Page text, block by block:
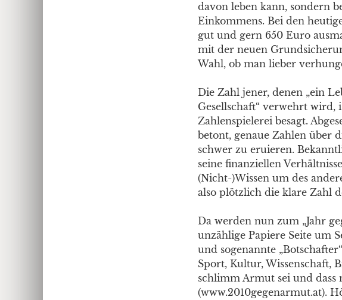
davon leben kann, sondern
Einkommens. Bei den
gut und gern 650 Euro
mit der neuen
Wahl, ob man lieber
Die Zahl jener, denen „ein
Gesellschaft“ verwehrt wird,
Zahlenspielerei besagt.
betont, genaue Zahlen über
schwer zu eruieren.
seine finanziellen
(Nicht-)Wissen um des
also plötzlich die klare Zahl
Da werden nun zum „Jahr
unzählige Papiere Seite um
und sogenannte
Sport, Kultur, Wissenschaft,
schlimm Armut sei und dass
(www.2010gegenarmut.at).